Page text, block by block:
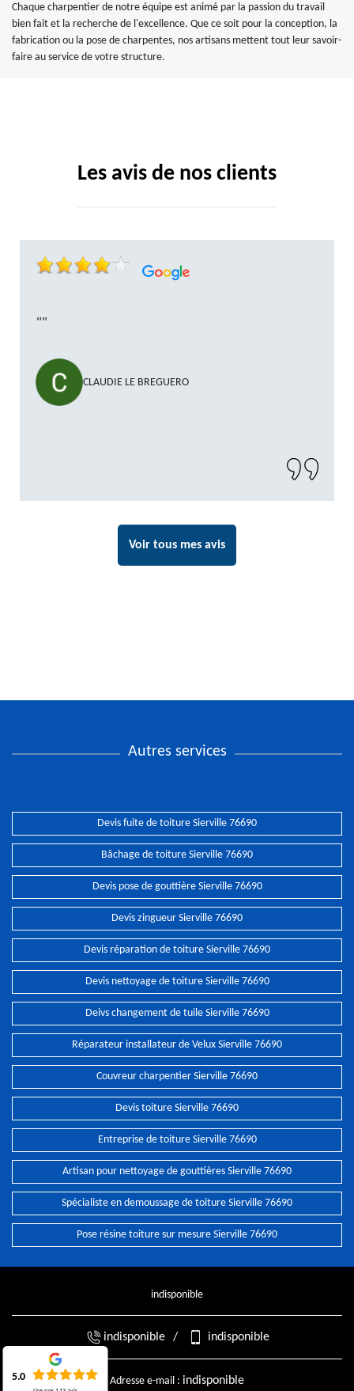
Chaque charpentier de notre équipe est animé par la passion du travail
bien fait et la recherche de l'excellence. Que ce soit pour la conception, la
fabrication ou la pose de charpentes, nos artisans mettent tout leur savoir-
faire au service de votre structure.
Les avis de nos clients
""
CLAUDIE LE BREGUERO
Voir tous mes avis
Autres services
Devis fuite de toiture Sierville 76690
Bâchage de toiture Sierville 76690
Devis pose de gouttière Sierville 76690
Devis zingueur Sierville 76690
Devis réparation de toiture Sierville 76690
Devis nettoyage de toiture Sierville 76690
Deivs changement de tuile Sierville 76690
Réparateur installateur de Velux Sierville 76690
Couvreur charpentier Sierville 76690
Devis toiture Sierville 76690
Entreprise de toiture Sierville 76690
Artisan pour nettoyage de gouttières Sierville 76690
Spécialiste en demoussage de toiture Sierville 76690
Pose résine toiture sur mesure Sierville 76690
indisponible
indisponible / indisponible
Adresse e-mail : indisponible
5.0